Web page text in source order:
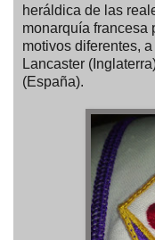
heráldica de las
monarquía francesa
motivos diferentes,
Lancaster
(España).